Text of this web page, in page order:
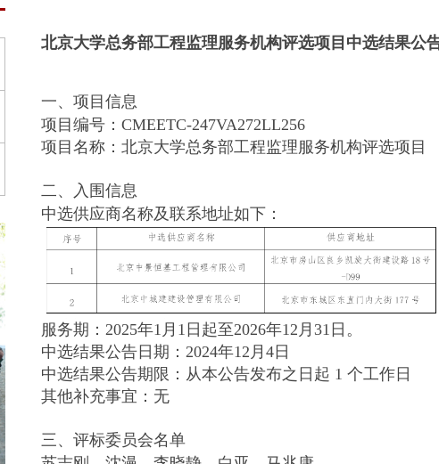
北京大学总务部工程监理服务机构评选项目中选结果公
一、项目信息
项目编号：CMEETC-247VA272LL256
项目名称：北京大学总务部工程监理服务机构评选项目
二、入围信息
中选供应商名称及联系地址如下：
服务期：2025年1月1日起至2026年12月31日。
中选结果公告日期：2024年12月4日
中选结果公告期限：从本公告发布之日起 1 个工作日
其他补充事宜：无
三、评标委员会名单